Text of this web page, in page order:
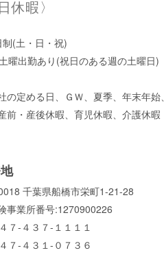
休暇〉
(土・日・祝)
曜出勤あり(祝日のある週の土曜日)
の定める日、ＧＷ、夏季、年末年始、
前・産後休暇、育児休暇、介護休暇
千葉県船橋市栄町1-21-28
事業所番号:1270900226
７-４３７-１１１１
７-４３１-０７３６